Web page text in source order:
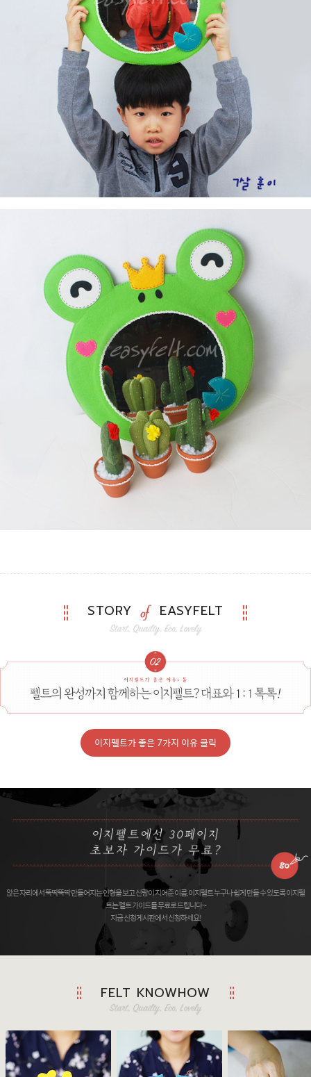
STORY EASYFELT
이지펠트가 좋은 7가지 이유 클릭
앉은 자리에서 뚝딱뚝딱 만들어지는 인형을 보고 신랑이 지어준 이름, 이지펠트 누구나 쉽게 만들 수 있도록 이지펠
트는 펠트 가이드를 무료로 드립니다 ~
지금 신청게시판에서 신청하세요!
FELT KNOWHOW